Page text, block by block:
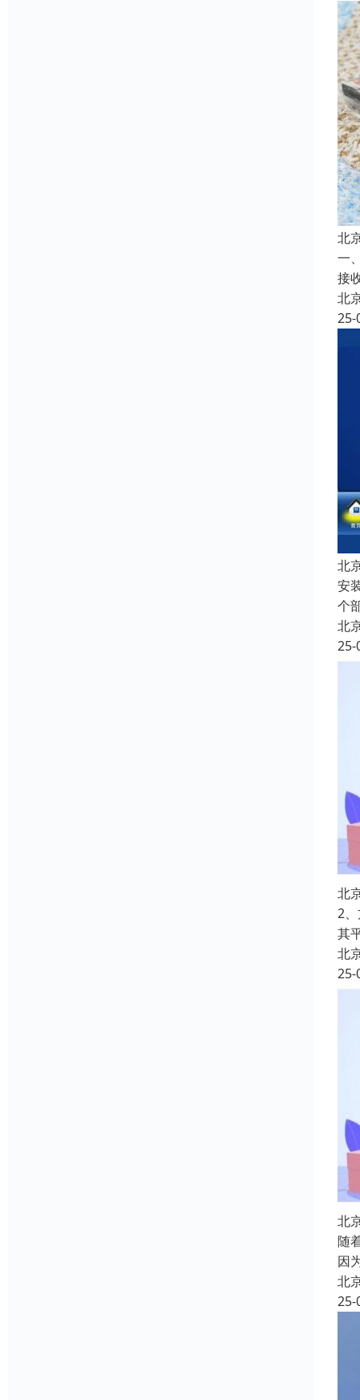
北
一
接
北
25-
北
安
个
北
25-
北
2
其
北
25-
北
随
因
北
25-